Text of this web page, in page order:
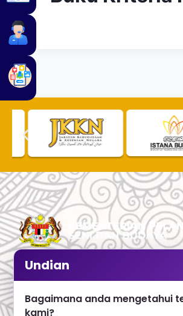
No. 2, Menara 1, Jalan P5/6,
+603 8000 8000
Undian
Bagaimana anda mengetahui
kami?